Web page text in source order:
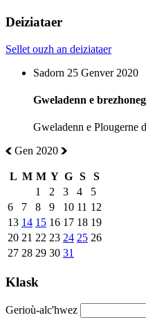
Deiziataer
Sellet ouzh an deiziataer
Sadorn 25 Genver 2020
Gweladenn e brezhoneg
Gweladenn e Plougerne
Gen 2020
L M M Y G S
S
1
2 3 4
5
6
7 8 9 10 11 12
13 14 15 16 17 18 19
20 21 22 23 24 25 26
27 28 29 30 31
Klask
Gerioù-alc'hwez